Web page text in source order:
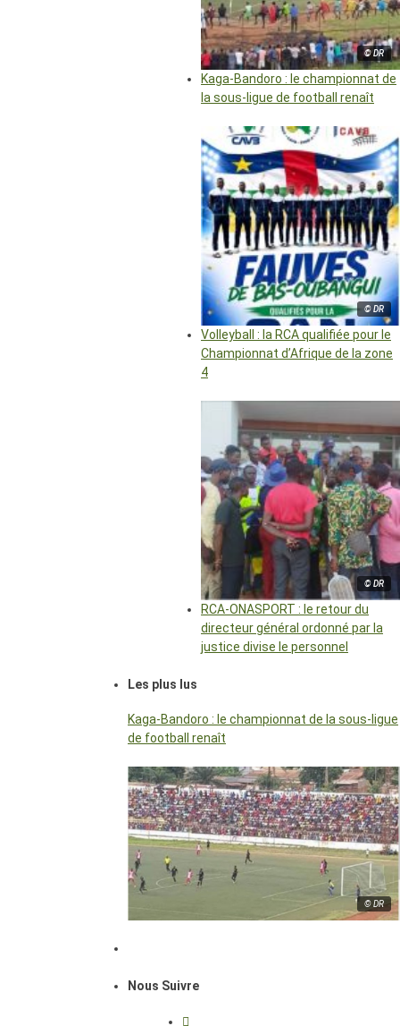
© DR
Kaga-Bandoro : le championnat de
la sous-ligue de football renaît
© DR
Volleyball : la RCA qualifiée pour le
Championnat d’Afrique de la zone
4
© DR
RCA-ONASPORT : le retour du
directeur général ordonné par la
justice divise le personnel
Les plus lus
Kaga-Bandoro : le championnat de la sous-ligue
de football renaît
© DR
Nous Suivre